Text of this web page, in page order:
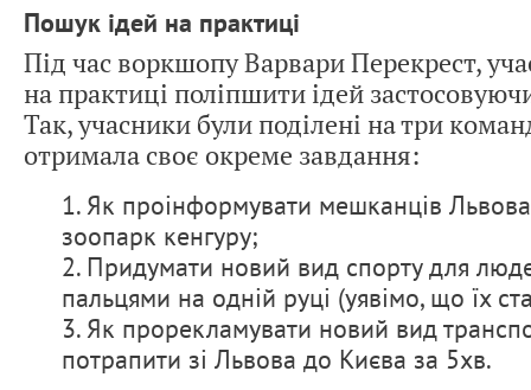
Пошук ідей на практиці
Під час воркшопу Варвари Перекрест,
на практиці поліпшити ідей
Так, учасники були поділені на три
отримала своє окреме завдання:
1. Як проінформувати мешканців
зоопарк кенгуру;
2. Придумати новий вид спорту для
пальцями на одній руці (уявімо, що їх
3. Як прорекламувати новий вид
потрапити зі Львова до Києва за 5хв.